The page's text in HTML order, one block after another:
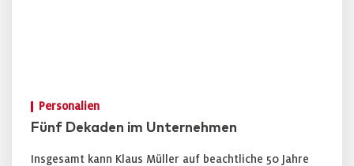
Personalien
Fünf Dekaden im Unternehmen
Insgesamt kann Klaus Müller auf beachtliche 50 Jahre